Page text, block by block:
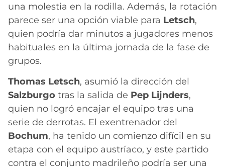
una molestia en la rodilla. Además, la rotación
parece ser una opción viable para Letsch,
quien podría dar minutos a jugadores menos
habituales en la última jornada de la fase de
grupos.
Thomas Letsch, asumió la dirección del
Salzburgo tras la salida de Pep Lijnders,
quien no logró encajar el equipo tras una
serie de derrotas. El exentrenador del
Bochum, ha tenido un comienzo difícil en su
etapa con el equipo austríaco, y este partido
contra el conjunto madrileño podría ser una